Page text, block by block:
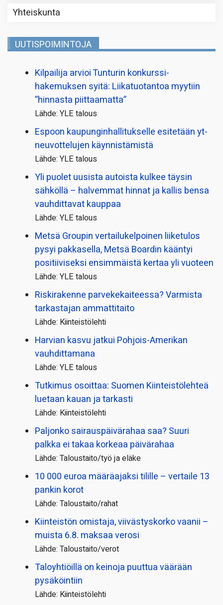
Yhteiskunta
UUTISPOIMINTOJA
Kilpailija arvioi Tunturin konkurssi­
hakemuksen syitä: Liikatuotantoa myytiin
”hinnasta piittaamatta”
Lähde: YLE talous
Espoon kaupungin­hallitukselle esitetään yt-
neuvottelujen käynnistämistä
Lähde: YLE talous
Yli puolet uusista autoista kulkee täysin
sähköllä – halvemmat hinnat ja kallis bensa
vauhdittavat kauppaa
Lähde: YLE talous
Metsä Groupin vertailu­kelpoinen liiketulos
pysyi pakkasella, Metsä Boardin kääntyi
positiiviseksi ensimmäistä kertaa yli vuoteen
Lähde: YLE talous
Riskirakenne parvekekaiteessa? Varmista
tarkastajan ammattitaito
Lähde: Kiinteistölehti
Harvian kasvu jatkui Pohjois-Amerikan
vauhdittamana
Lähde: YLE talous
Tutkimus osoittaa: Suomen Kiinteistölehteä
luetaan kauan ja tarkasti
Lähde: Kiinteistölehti
Paljonko sairauspäivä­rahaa saa? Suuri
palkka ei takaa korkeaa päivärahaa
Lähde: Taloustaito/työ ja eläke
10 000 euroa määräajaksi tilille – vertaile 13
pankin korot
Lähde: Taloustaito/rahat
Kiinteistön omistaja, viivästyskorko vaanii –
muista 6.8. maksaa verosi
Lähde: Taloustaito/verot
Taloyhtiöillä on keinoja puuttua väärään
pysäköintiin
Lähde: Kiinteistölehti